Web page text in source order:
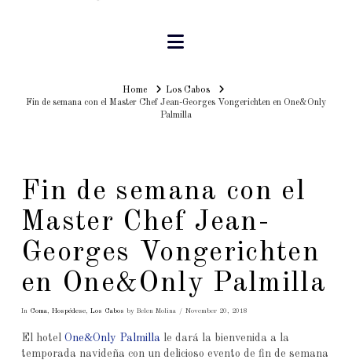
Navigation
HomeHomeLos Cabos
Fin de semana con el Master Chef Jean-Georges Vongerichten en One&Only
Palmilla
Fin de semana con el
Master Chef Jean-
Georges Vongerichten
en One&Only Palmilla
In Coma, Hospédese, Los Cabos by Belen Molina November 20, 2018
El hotel One&Only Palmilla le dará la bienvenida a la
temporada navideña con un delicioso evento de fin de semana